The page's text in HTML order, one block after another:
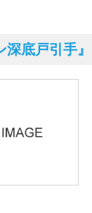
深底戸引手』